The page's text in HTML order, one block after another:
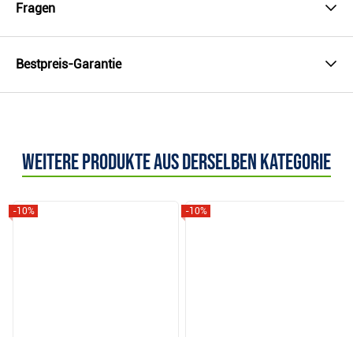
Fragen
Bestpreis-Garantie
Weitere Produkte aus derselben Kategorie
-10% -10%